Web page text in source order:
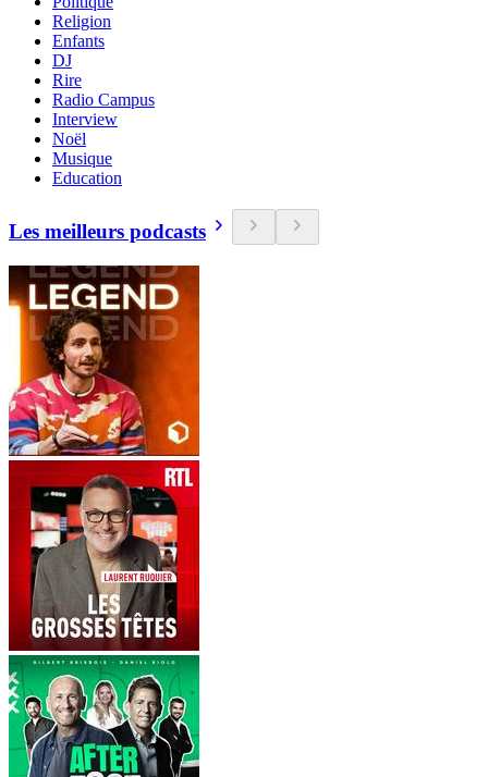
Religion
Enfants
DJ
Rire
Radio Campus
Interview
Noël
Musique
Education
Les meilleurs podcasts